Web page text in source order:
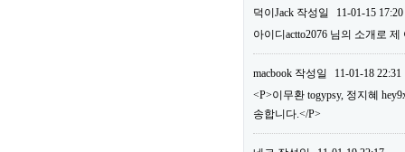
덕이Jack 작성일
11-01-15 17:20
아이디actto2076 님의 소개로
macbook 작성일
11-01-18 22:31
<P>이무환 togypsy, 정지혜
송합니다.</P>